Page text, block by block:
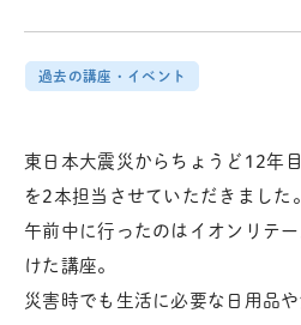
お問い合わせ
過去の講座・イベント
東日本大震災からちょうど12年
を2本担当させていただきました。
午前中に行ったのはイオンリテ
けた講座。
災害時でも生活に必要な日用品